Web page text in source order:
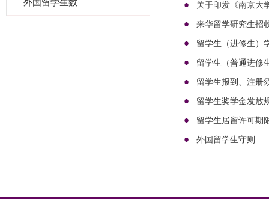
外国留学生数
关于印发《南京大
来华留学研究生招
留学生（进修生）
留学生（普通进修
留学生报到、注册
留学生奖学金发放
留学生居留许可期
外国留学生守则